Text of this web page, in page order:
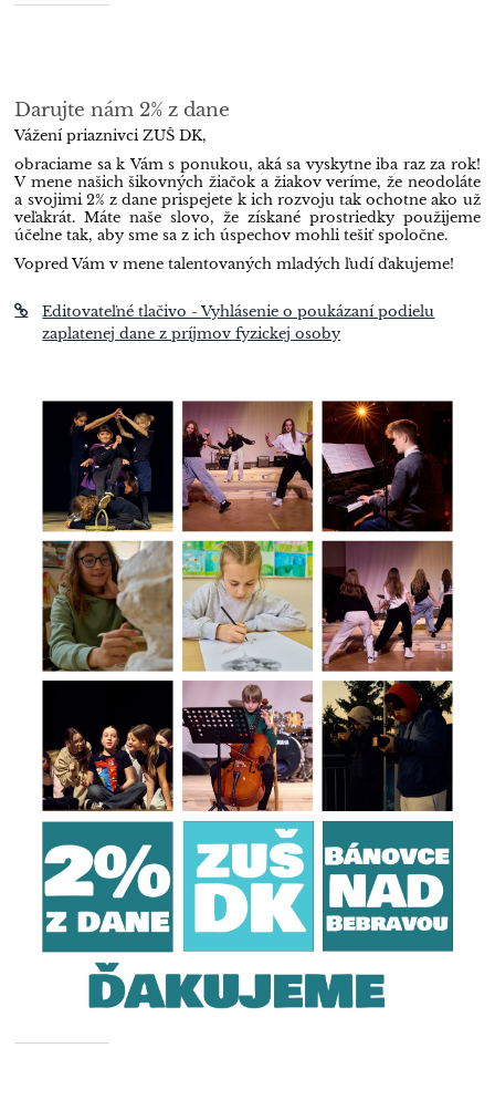
Darujte nám 2% z dane
Vážení priaznivci ZUŠ DK,
obraciame sa k Vám s ponukou, aká sa vyskytne iba raz za rok!
V mene našich šikovných žiačok a žiakov veríme, že neodoláte
a svojimi 2% z dane prispejete k ich rozvoju tak ochotne ako už
veľakrát. Máte naše slovo, že získané prostriedky použijeme
účelne tak, aby sme sa z ich úspechov mohli tešiť spoločne.
Vopred Vám v mene talentovaných mladých ľudí ďakujeme!
Editovateľné tlačivo - Vyhlásenie o poukázaní podielu
zaplatenej dane z príjmov fyzickej osoby